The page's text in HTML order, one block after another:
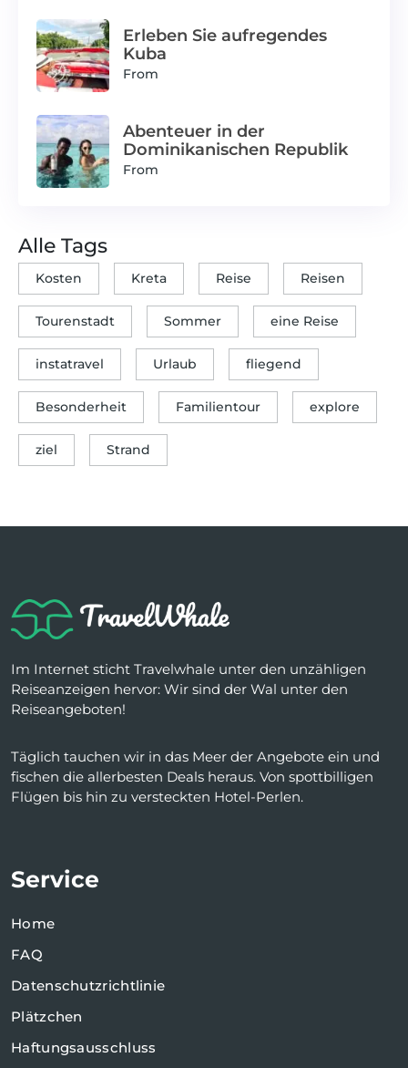
Erleben Sie aufregendes
Kuba
From
Abenteuer in der
Dominikanischen Republik
From
Alle Tags
Kosten Kreta Reise Reisen
Tourenstadt Sommer eine Reise
instatravel Urlaub fliegend
Besonderheit Familientour explore
ziel Strand
Im Internet sticht Travelwhale unter den unzähligen
Reiseanzeigen hervor: Wir sind der Wal unter den
Reiseangeboten!
Täglich tauchen wir in das Meer der Angebote ein und
fischen die allerbesten Deals heraus. Von spottbilligen
Flügen bis hin zu versteckten Hotel-Perlen.
Service
Home
FAQ
Datenschutzrichtlinie
Plätzchen
Haftungsausschluss